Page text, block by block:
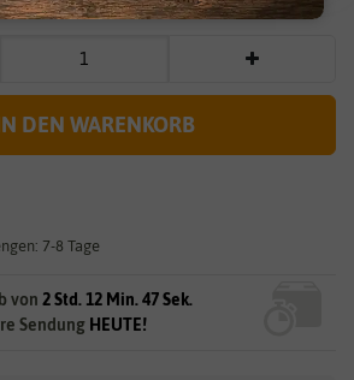
DEN WARENKORB
7-8 Tage
von 2 Std. 12 Min. 47 Sek.
Sendung HEUTE!